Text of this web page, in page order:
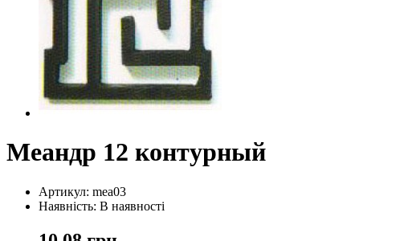
Меандр 12 контурный
Артикул: mea03
Наявність: В наявності